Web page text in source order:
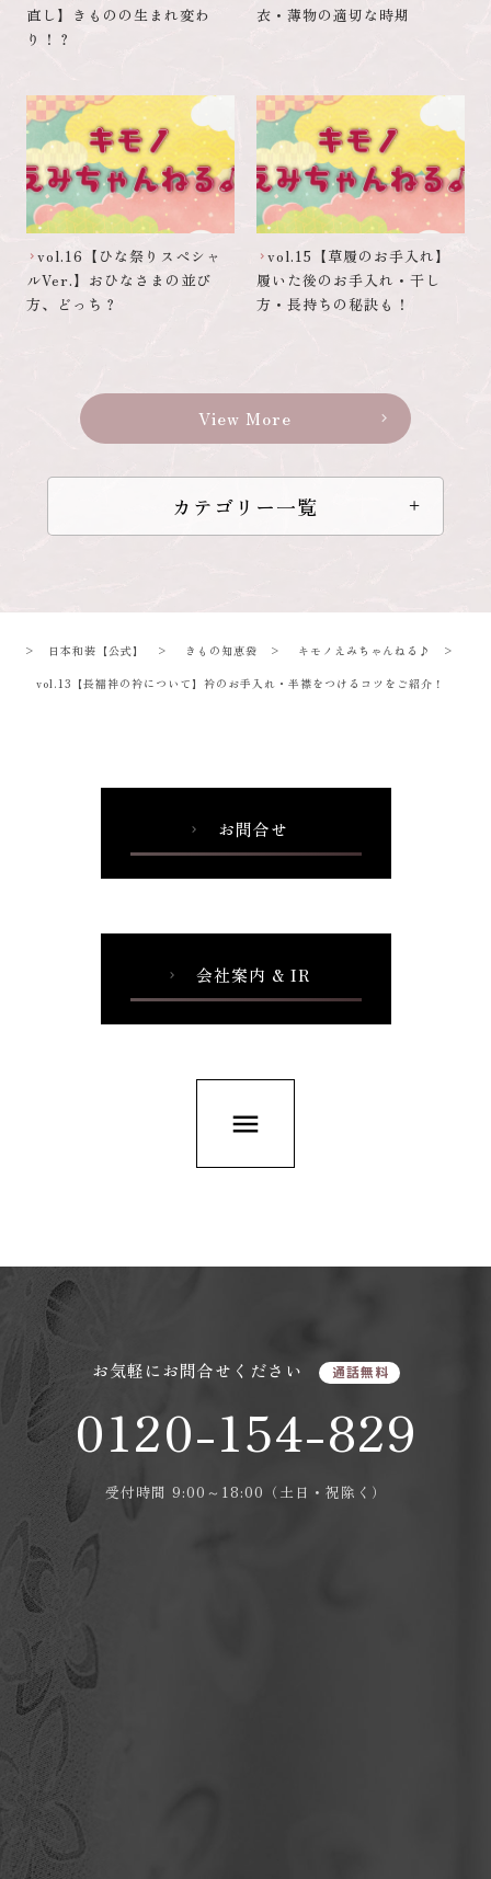
直し】きものの生まれ変わ
り！？
衣・薄物の適切な時期
chevron_rightvol.16【ひな祭りスペシャ
ルVer.】おひなさまの並び
方、どっち？
chevron_rightvol.15【草履のお手入れ】
履いた後のお手入れ・干し
方・長持ちの秘訣も！
View More chevron_right
カテゴリー一覧
> 日本和装【公式】 > きもの知恵袋 > キモノえみちゃんねる♪
>
vol.13【長襦袢の衿について】衿のお手入れ・半襟をつけるコツをご紹介！
chevron_right お問合せ
chevron_right 会社案内 & IR
menu
お気軽にお問合せください 通話無料
0120-154-829
受付時間 9:00～18:00（土日・祝除く）